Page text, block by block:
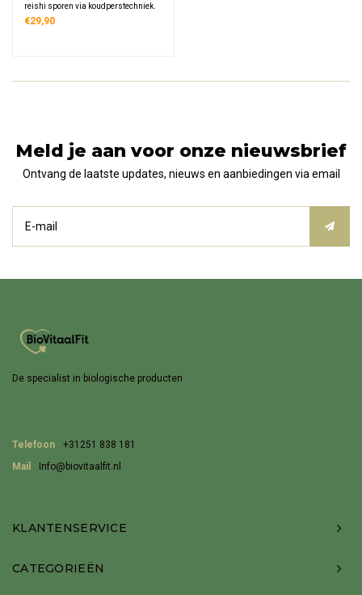
reishi sporen via koudperstechniek.
Dit biologische supplement levert
€29,90
Meld je aan voor onze nieuwsbrief
Ontvang de laatste updates, nieuws en aanbiedingen via email
De specialist in biologische producten
Telefoon
+31251 838 181
Mail
Info@biovitaalfit.nl
KLANTENSERVICE
CATEGORIEËN